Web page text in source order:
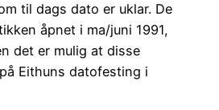
til dags dato er uklar. De
åpnet i ma/juni 1991,
det er mulig at disse
Eithuns datofesting i